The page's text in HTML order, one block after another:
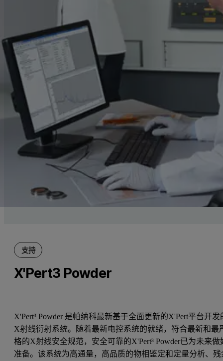
支持
X'Pert3 Powder
X'Pert³ Powder 是帕纳科最新基于全面更新的X'Pert平台开发
X射线衍射系统。随着最新电控系统的就绪，符合最新和最
格的X射线安全规范，安全可靠的X'Pert³ Powder已为未来做
准备。该系统为高通量，高品质的物相鉴定和定量分析、残